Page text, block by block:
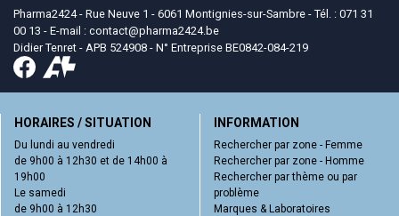
Pharma2424 - Rue Neuve 1 - 6061 Montignies-sur-Sambre - Tél. : 071 31
00 13 - E-mail : contact@pharma2424.be
Didier Tenret - APB 524908 - N° Entreprise BE0842-084-219
HORAIRES / SITUATION
Du lundi au vendredi
de 9h00 à 12h30 et de 14h00 à
19h00
Le samedi
de 9h00 à 12h30
INFORMATION
Rechercher par zone - Femme
Rechercher par zone - Homme
Rechercher par thème ou par
problème
Marques & Laboratoires